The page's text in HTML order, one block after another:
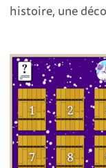
histoire, une